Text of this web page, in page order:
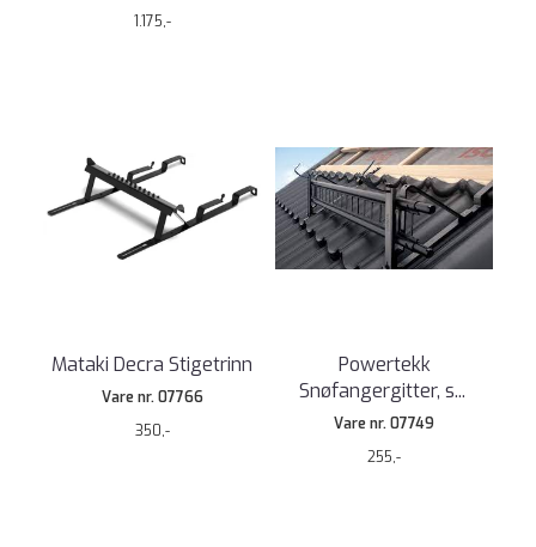
1.175,-
Mataki Decra Stigetrinn
Vare nr. 07766
350,-
Powertekk
Snøfangergitter, s...
Vare nr. 07749
255,-